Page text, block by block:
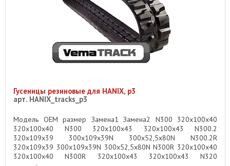
Гусеницы резиновые для HANIX, p3
арт. HANIX_tracks_p3
Модель OEM размер Замена1 Замена2 N300 320x100x40
320x100x40 N300 320x100x43 320x100x43 N300.2
320x109x39 300x109x39N 300x52,5x80N N300.2R
320x109x39 300x109x39N 300x52,5x80N N300R 320x100x40
320x100x40 N300R 320x100x43 320x100x43 N320